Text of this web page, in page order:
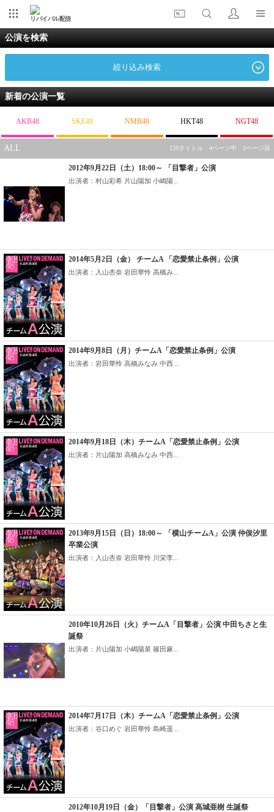
リバイバル配信
公演を検索
絞り込み検索
新着の公演一覧
AKB48 SKE48 NMB48 HKT48 NGT48
ALL 120タイトル 4ページ中 2ページ目
2012年9月22日（土）18:00～ 「目撃者」公演
出演者：村山彩希 片山陽加 小嶋陽...
2014年5月2日（金） チームA 「恋愛禁止条例」公演
出演者：入山杏奈 岩田華怜 高橋み...
2014年9月8日（月）チームA「恋愛禁止条例」公演
出演者：岩田華怜 高橋みなみ 中西...
2014年9月18日（木）チームA「恋愛禁止条例」公演
出演者：片山陽加 高橋みなみ 中西...
2013年9月15日（日）18:00～ 「横山チームA」公演 仲俣汐里
卒業公演
出演者：入山杏奈 岩田華怜 川栄李...
2010年10月26日（火）チームA「目撃者」公演 中田ちさと生
誕祭
出演者：片山陽加 小嶋陽菜 篠田麻...
2014年7月17日（木）チームA「恋愛禁止条例」公演
出演者：谷口めぐ 岩田華怜 島崎遥...
2012年10月19日（金）「目撃者」公演 高城亜樹 生誕祭